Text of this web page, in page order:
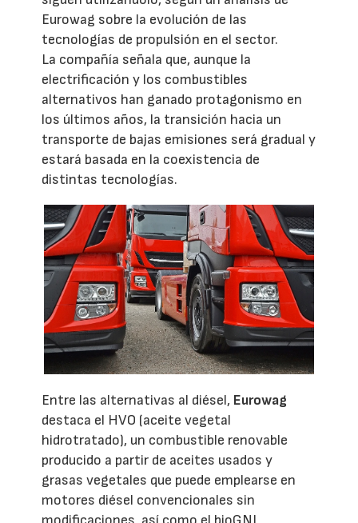
Eurowag sobre la evolución de las
tecnologías de propulsión en el sector.
La compañía señala que, aunque la
electrificación y los combustibles
alternativos han ganado protagonismo en
los últimos años, la transición hacia un
transporte de bajas emisiones será gradual y
estará basada en la coexistencia de
distintas tecnologías.
Entre las alternativas al diésel, Eurowag
destaca el HVO (aceite vegetal
hidrotratado), un combustible renovable
producido a partir de aceites usados y
grasas vegetales que puede emplearse en
motores diésel convencionales sin